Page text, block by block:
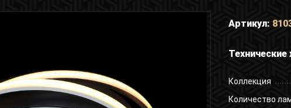
Артикул:
Технические
Коллекция
Количество